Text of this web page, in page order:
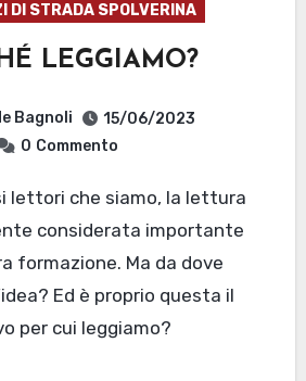
DI STRADA SPOLVERINA
LEGGIAMO?
Bagnoli
15/06/2023
0 Commento
considerata importante
formazione. Ma da dove
Ed è proprio questa il
per cui leggiamo?